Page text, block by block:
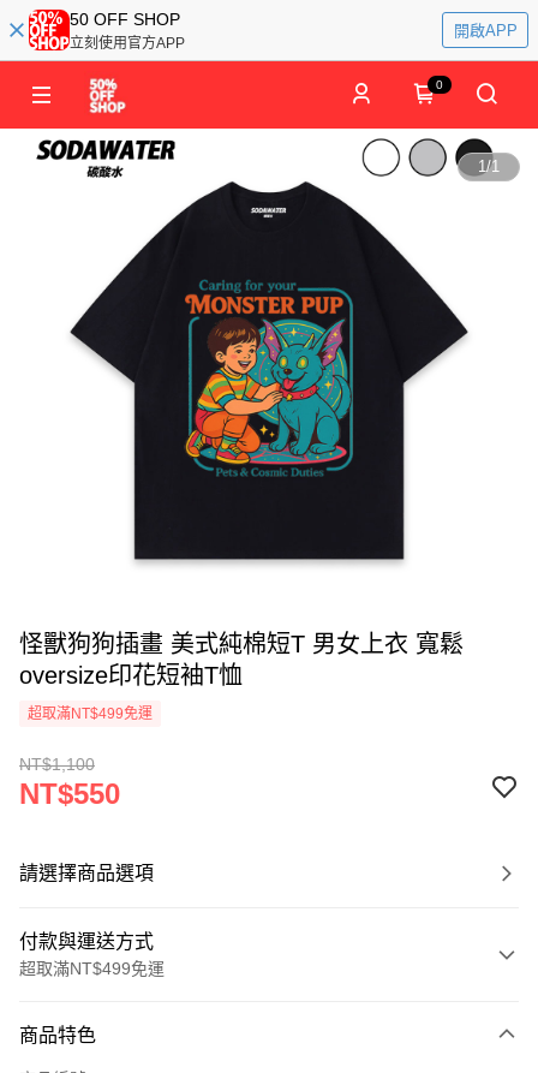
50 OFF SHOP
立刻使用官方APP
開啟APP
0
1/1
怪獸狗狗插畫 美式純棉短T 男女上衣 寬鬆
oversize印花短袖T恤
超取滿NT$499免運
NT$1,100
NT$550
請選擇商品選項
付款與運送方式
超取滿NT$499免運
信用卡一次付款
商品特色